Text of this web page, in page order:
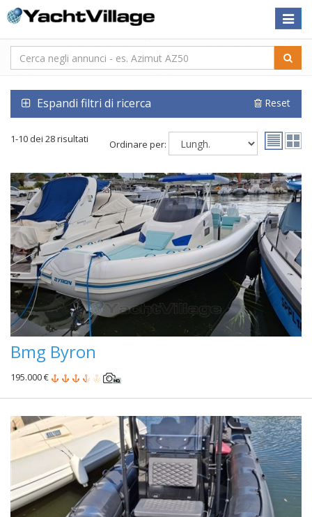
Toggle
Espandi filtri di ricerca Reset
1-10 dei 28 risultati Ordinare per:
Bmg Byron
195.000 €